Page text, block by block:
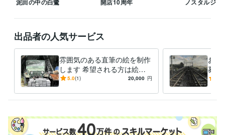
学歴
泥田の中の白鷺 開店10周年 ノスタルジッ
出品者の人気サービス
雰囲気のある直筆の絵を制作
します 希望される方は絵を
発送いたします。(送料別)
5.0(1) 20,000 円
お好
募展
みの